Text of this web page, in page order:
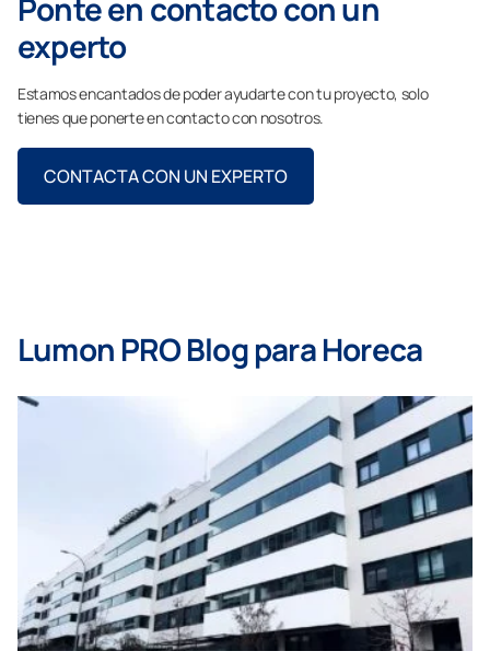
Ponte en contacto con un
experto
Estamos encantados de poder ayudarte con tu proyecto, solo
tienes que ponerte en contacto con nosotros.
CONTACTA CON UN EXPERTO
Lumon PRO Blog para Horeca